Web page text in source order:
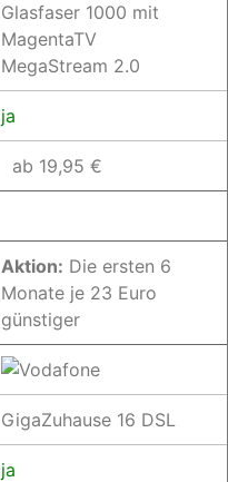
Glasfaser 1000 mit
MagentaTV
MegaStream 2.0
ja
ab 19,95 €
Aktion: Die ersten 6
Monate je 23 Euro
günstiger
GigaZuhause 16 DSL
ja